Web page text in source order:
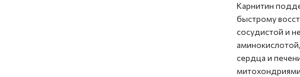
Карнитин
быстрому
сосудистой и
сердца и